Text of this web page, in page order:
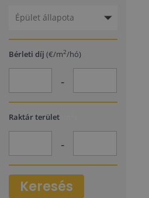
Épület állapota
Bérleti díj (€/m2/hó)
-
Raktár terület
-
Keresés